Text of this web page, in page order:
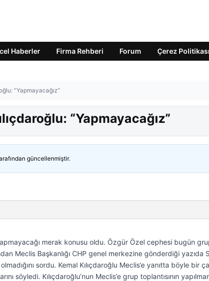
Haberler Firma Rehberi Forum Çerez Politikası
“Yapmayacağız”
“Yapmayacağız”
güncellenmiştir.
merak konusu oldu. Özgür Özel cephesi bugün
Meclis Başkanlığı CHP genel merkezine gönderdiği yazıda
sordu. Kemal Kılıçdaroğlu Meclis’e yanıtta böyle bir
söyledi. Kılıçdaroğlu’nun Meclis’e grup toplantısının